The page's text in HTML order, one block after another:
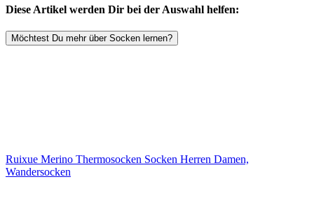
Diese Artikel werden Dir bei der Auswahl helfen:
Möchtest Du mehr über Socken lernen?
Ruixue Merino Thermosocken Socken Herren Damen,
Wandersocken